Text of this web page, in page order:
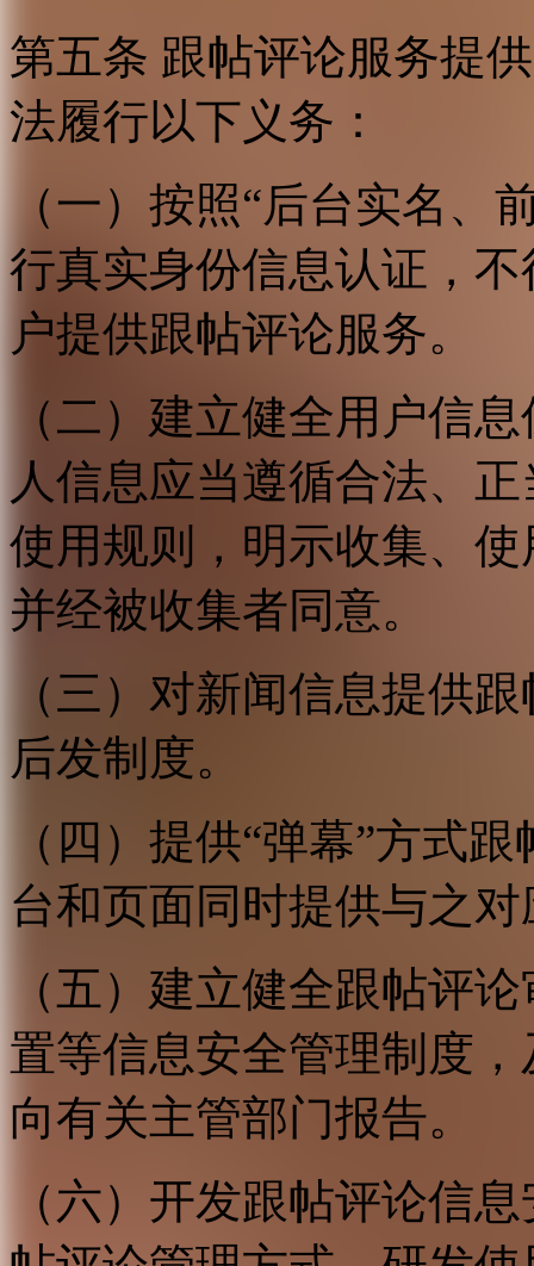
第五条 跟帖评论服务提
法履行以下义务：
（一）按照“后台实名、
行真实身份信息认证，
户提供跟帖评论服务。
（二）建立健全用户信
人信息应当遵循合法、
使用规则，明示收集、
并经被收集者同意。
（三）对新闻信息提供
后发制度。
（四）提供“弹幕”方式
台和页面同时提供与之
（五）建立健全跟帖评
置等信息安全管理制度
向有关主管部门报告。
（六）开发跟帖评论信